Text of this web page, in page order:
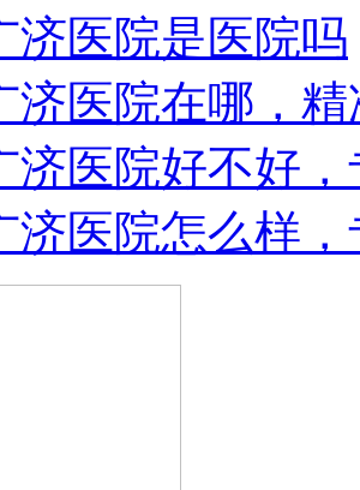
济医院是医院吗
济医院在哪，精
济医院好不好，
济医院怎么样，